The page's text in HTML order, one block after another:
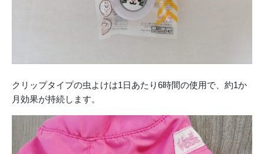
クリップタイプの虫よけは1日あたり6時間の使用で、約1か
月効果が持続します。